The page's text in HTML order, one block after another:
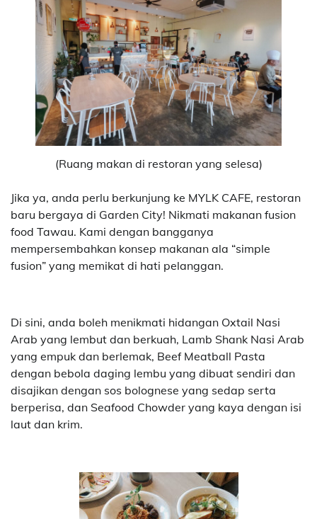
(Ruang makan di restoran yang selesa)
Jika ya, anda perlu berkunjung ke MYLK CAFE, restoran
baru bergaya di Garden City! Nikmati makanan fusion
food Tawau. Kami dengan bangganya
mempersembahkan konsep makanan ala “simple
fusion” yang memikat di hati pelanggan.
Di sini, anda boleh menikmati hidangan Oxtail Nasi
Arab yang lembut dan berkuah, Lamb Shank Nasi Arab
yang empuk dan berlemak, Beef Meatball Pasta
dengan bebola daging lembu yang dibuat sendiri dan
disajikan dengan sos bolognese yang sedap serta
berperisa, dan Seafood Chowder yang kaya dengan isi
laut dan krim.